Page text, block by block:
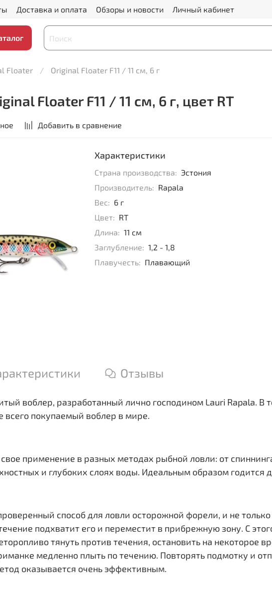
Доставка и оплата Обзоры и новости Личный кабинет
Floater Original Floater F11 / 11 см, 6 г
Floater F11 / 11 см, 6 г, цвет RT
Добавить в сравнение
Характеристики
Страна производства: Эстония
Производитель: Rapala
Вес: 6 г
Цвет: RT
Длина: 11 см
Заглубление: 1,2 - 1,8
Плавучесть: Плавающий
Отзывы
воблер, разработанный лично господином Lauri Rapala. В
всего покупаемый воблер в мире.
применение в разных методах рыбной ловли: от
и глубоких слоях воды. Идеальным образом
способ для ловли осторожной форели, и не
подхватит его и переместит в прибрежную зону. С
тянуть против течения, остановить на некоторое
медленно плыть по течению. Повторять подмотку и
оказывается очень эффективным.